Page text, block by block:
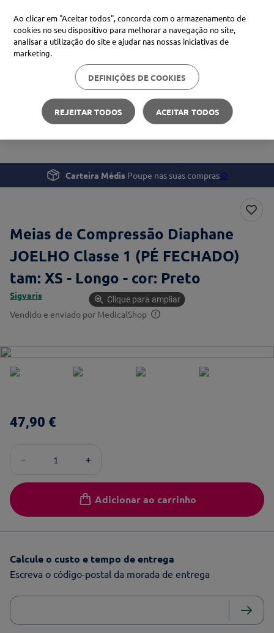
Procure no Marketplace Médis
Pesquisas mais comuns
xiaomi
cerave
Profissionais de Saúde
Vestuário, Calçado e EPIs
Meias de Compressão Diaphane JOELHO Classe 1 (PÉ
Carteira Médis Poupe nas suas compras🪙
Meias de Compressão Diaphane
JOELHO Classe 1 (PÉ FECHADO)
tam: XS - Longo - cor: Preto
Sigvaris
Vendido e enviado por MedicalShop
Clique para ampliar
47,90 €
＋
－
Adicionar ao carrinho
Calcule o custo e tempo de entrega
Escreva o código-postal da morada de entrega
Ao clicar em "Aceitar todos", concorda com o armazenamento de
cookies no seu dispositivo para melhorar a navegação no site,
analisar a utilização do site e ajudar nas nossas iniciativas de
marketing.
DEFINIÇÕES DE COOKIES
REJEITAR TODOS ACEITAR TODOS